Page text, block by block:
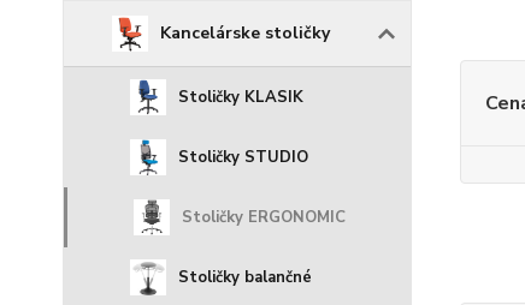
Kancelárske stoličky
Stoličky KLASIK
Stoličky STUDIO
Stoličky ERGONOMIC
Stoličky balančné